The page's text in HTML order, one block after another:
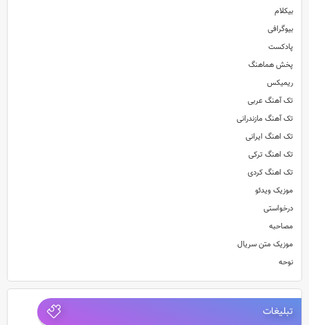
بیکلام
بیوگرافی
پادکست
پخش هماهنگ
ریمیکس
تک آهنگ عربی
تک آهنگ مازندرانی
تک اهنگ ایرانی
تک اهنگ ترکی
تک اهنگ کردی
موزیک ویدئو
درخواستی
مصاحبه
موزیک متن سریال
نوحه
تبلیغات